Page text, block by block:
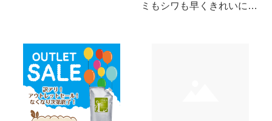
ミもシワも早くきれいにし